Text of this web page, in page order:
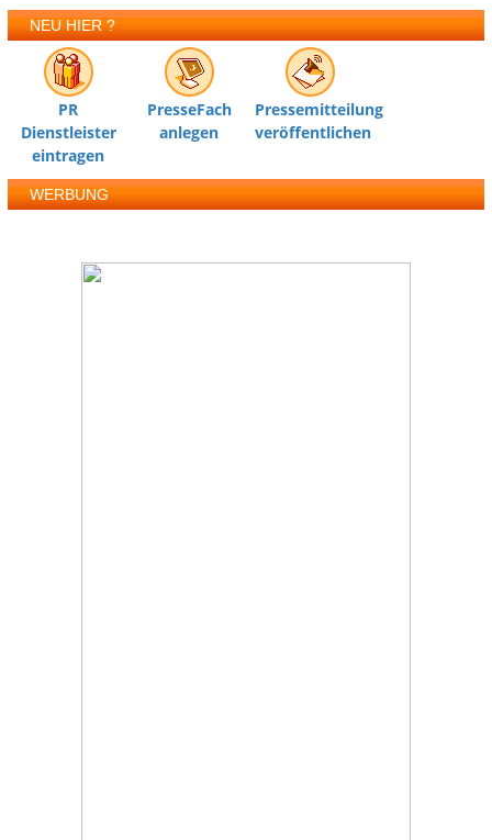
NEU HIER ?
PR
Dienstleister
eintragen
PresseFach
anlegen
Pressemitteilung
veröffentlichen
WERBUNG